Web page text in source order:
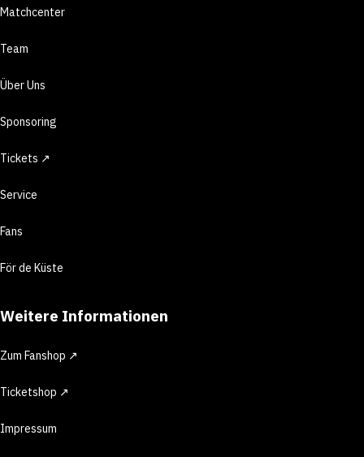
Matchcenter
Team
Über Uns
Sponsoring
Tickets ↗
Service
Fans
För de Küste
Weitere Informationen
Zum Fanshop ↗
Ticketshop ↗
Impressum